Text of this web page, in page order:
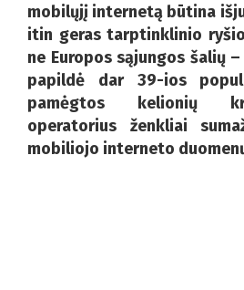
mobilųjį internetą būtina
itin geras tarptinklinio
ne Europos sąjungos šalių
papildė dar 39-ios
pamėgtos kelionių
operatorius ženkliai
mobiliojo interneto